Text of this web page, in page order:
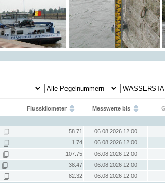
Flusskilometer Messwerte bis
58.71
06.08.2026 12:00
1.74
06.08.2026 12:00
107.75
06.08.2026 12:00
38.47
06.08.2026 12:00
82.32
06.08.2026 12:00